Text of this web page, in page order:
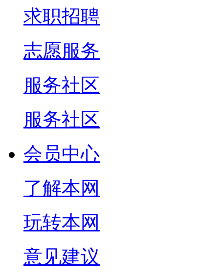
求职招聘
志愿服务
服务社区
服务社区
会员中心
了解本网
玩转本网
意见建议